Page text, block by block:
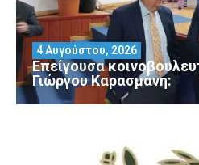
Επείγουσα
Γιώργου Καρασμάνη:
4 Αυγούστου, 2026